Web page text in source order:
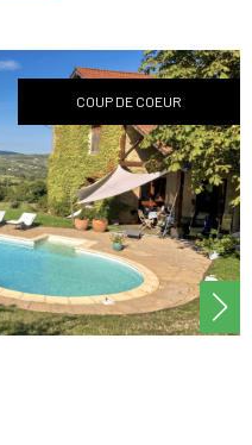
COUP DE COEUR